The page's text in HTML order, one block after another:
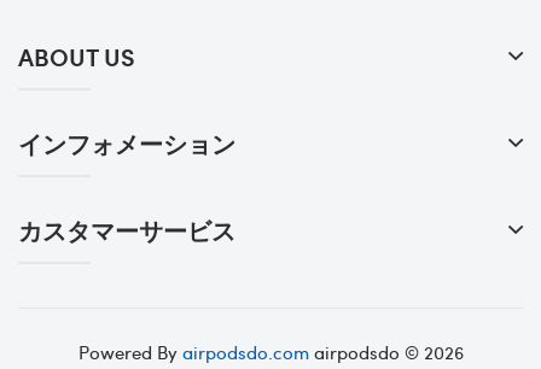
ABOUT US
インフォメーション
カスタマーサービス
Powered Byairpodsdo.comairpodsdo © 2026